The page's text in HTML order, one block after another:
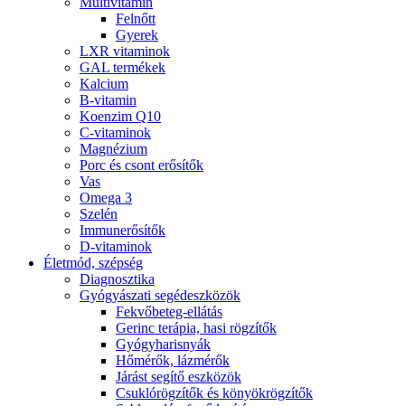
Felnőtt
Gyerek
LXR vitaminok
GAL termékek
Kalcium
B-vitamin
Koenzim Q10
C-vitaminok
Magnézium
Porc és csont erősítők
Vas
Omega 3
Szelén
Immunerősítők
D-vitaminok
Életmód, szépség
Diagnosztika
Gyógyászati segédeszközök
Fekvőbeteg-ellátás
Gerinc terápia, hasi rögzítők
Gyógyharisnyák
Hőmérők, lázmérők
Járást segítő eszközök
Csuklórögzítők és könyökrögzítők